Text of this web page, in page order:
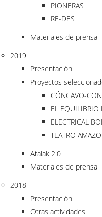
PIONERAS
RE-DES
Materiales de prensa
2019
Presentación
Proyectos
CÓNCAVO-
EL EQUILIBRIO
ELECTRICAL
TEATRO
Atalak 2.0
Materiales de prensa
2018
Presentación
Otras actividades